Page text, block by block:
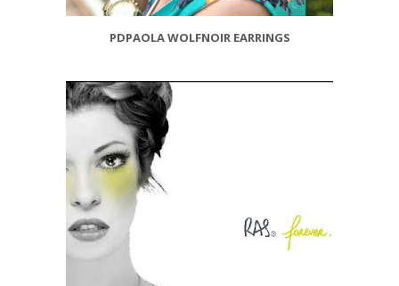
PDPAOLA WOLFNOIR EARRINGS